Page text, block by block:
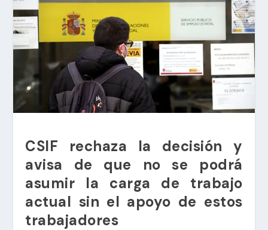
CSIF rechaza la decisión y
avisa de que no se podrá
asumir la carga de trabajo
actual sin el apoyo de estos
trabajadores